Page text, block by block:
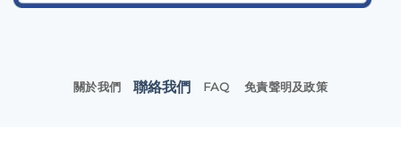
關於我們 聯絡我們 FAQ 免責聲明及政策